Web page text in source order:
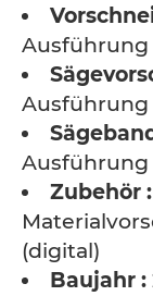
Ausführung
Ausführung
Ausführung
Zubehör :
(digital)
Baujahr :